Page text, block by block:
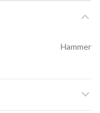
Hammer